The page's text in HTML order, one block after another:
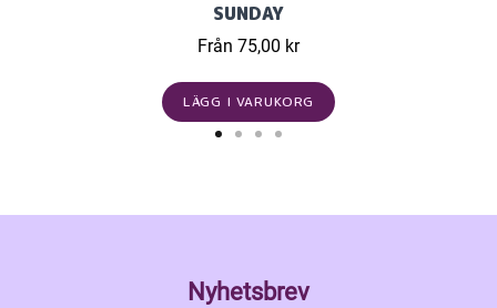
SUNDAY
Från 75,00 kr
LÄGG I VARUKORG
Nyhetsbrev